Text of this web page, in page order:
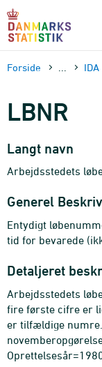
sidens
Forside
LBNR
Langt navn
Arbejdsstedets
Generel
Entydigt
tid for bevarede
Detaljeret
Arbejdsstedets
fire første cifre er
er tilfældige